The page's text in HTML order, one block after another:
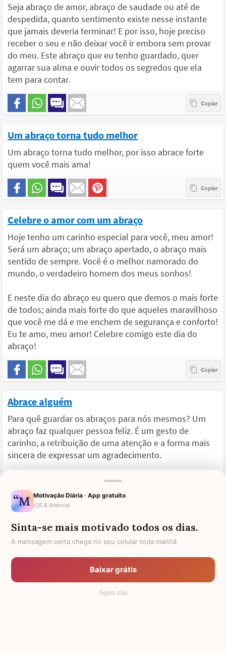
Seja abraço de amor, abraço de saudade ou até de
despedida, quanto sentimento existe nesse instante
que jamais deveria terminar! E por isso, hoje preciso
receber o seu e não deixar você ir embora sem provar
do meu. Este abraço que eu tenho guardado, quer
agarrar sua alma e ouvir todos os segredos que ela
tem para contar.
Um abraço torna tudo melhor
Um abraço torna tudo melhor, por isso abrace forte
quem você mais ama!
Celebre o amor com um abraço
Hoje tenho um carinho especial para você, meu amor!
Será um abraço; um abraço apertado, o abraço mais
sentido de sempre. Você é o melhor namorado do
mundo, o verdadeiro homem dos meus sonhos!
E neste dia do abraço eu quero que demos o mais forte
de todos; ainda mais forte do que aqueles maravilhoso
que você me dá e me enchem de segurança e conforto!
Eu te amo, meu amor! Celebre comigo este dia do
abraço!
Abrace alguém
Para quê guardar os abraços para nós mesmos? Um
abraço faz qualquer pessoa feliz. É um gesto de
carinho, a retribuição de uma atenção e a forma mais
sincera de expressar um agradecimento.
Abrace então, sem hesitar! Abrace quem está próximo
de você e aqueles que já não via há muito tempo. Diga-
lhes como são muito importantes. Abrace hoje, muitas
vezes e simplesmente porque sim!
Dar e receber um abraço
Neste dia do abraço temos de dar e oferecer, aceitar e
receber o melhor da vida e das pessoas: o abraço. Não
Motivação Diária · App gratuito
iOS & Android
Sinta-se mais motivado todos os dias.
A mensagem certa chega no seu celular toda manhã
Baixar grátis
Agora não